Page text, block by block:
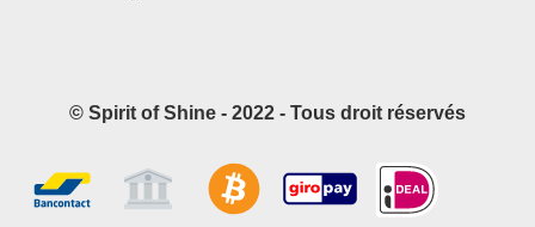
© Spirit of Shine - 2022 - Tous droit réservés